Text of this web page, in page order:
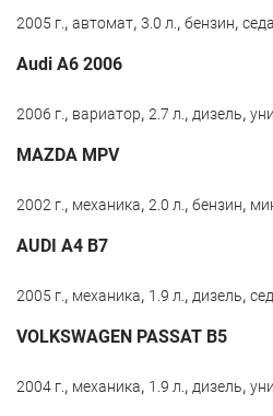
2005 г., автомат, 3.0 л., бензин,
Audi A6 2006
2006 г., вариатор, 2.7 л., дизель,
MAZDA MPV
2002 г., механика, 2.0 л., бензин,
AUDI A4 B7
2005 г., механика, 1.9 л., дизель,
VOLKSWAGEN PASSAT B5
2004 г., механика, 1.9 л., дизель,